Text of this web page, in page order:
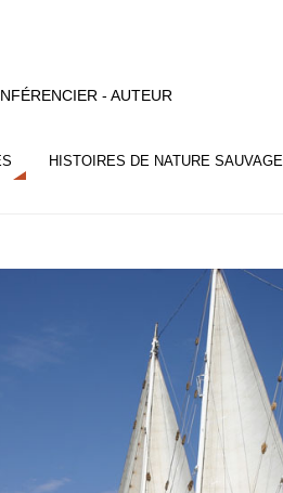
- AUTEUR
HISTOIRES DE NATURE SAUVAGE